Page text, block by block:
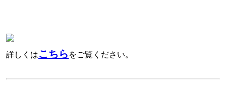
詳しくはこちら をご覧ください。